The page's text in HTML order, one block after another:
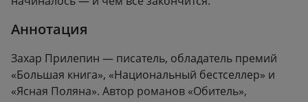
Аннотация
Захар Прилепин — писатель, обладатель премий
«Большая книга», «Национальный бестселлер» и
«Ясная Поляна». Автор романов «Обитель»,